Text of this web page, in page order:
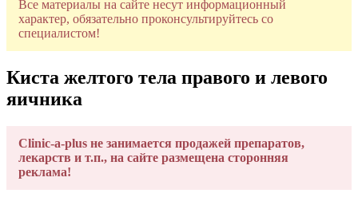
Все материалы на сайте несут информационный
характер, обязательно проконсультируйтесь со
специалистом!
Киста желтого тела правого и левого
яичника
Clinic-a-plus не занимается продажей препаратов,
лекарств и т.п., на сайте размещена сторонняя
реклама!